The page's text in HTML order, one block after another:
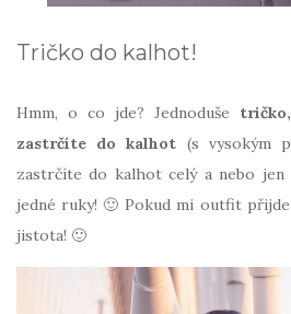
Tričko do kalhot!
Hmm, o co jde? Jednoduše
zastrčíte do kalhot (s vysokým
zastrčíte do kalhot celý a nebo jen
jedné ruky! 🙂 Pokud mi outfit
jistota! 🙂